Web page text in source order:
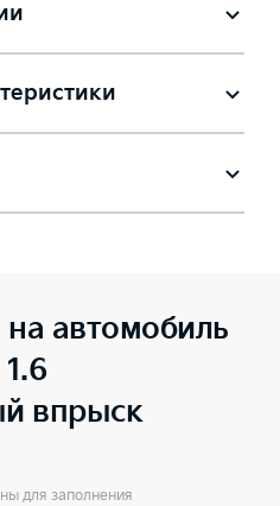
автомобиль
впрыск
для заполнения